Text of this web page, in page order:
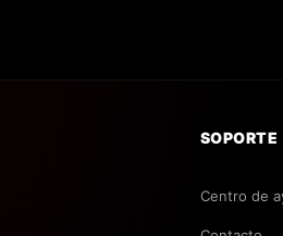
SOPORTE
Centro de